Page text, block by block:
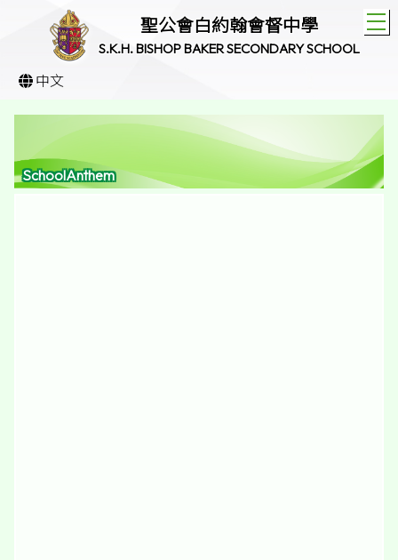
聖公會白約翰會督中學
S.K.H. BISHOP BAKER SECONDARY SCHOOL
中文
SchoolAnthem